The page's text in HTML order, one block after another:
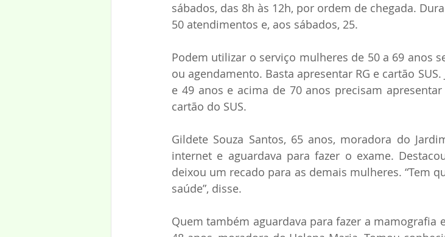
sábados, das 8h às 12h, por ordem de chegada.
50 atendimentos e, aos sábados, 25.
Podem utilizar o serviço mulheres de 50 a 69 anos
ou agendamento. Basta apresentar RG e cartão
e 49 anos e acima de 70 anos precisam
cartão do SUS.
Gildete Souza Santos, 65 anos, moradora do
internet e aguardava para fazer o exame.
deixou um recado para as demais mulheres. “Tem
saúde”, disse.
Quem também aguardava para fazer a mamografia